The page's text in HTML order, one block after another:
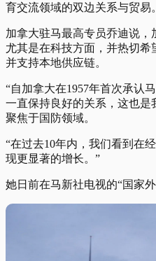
育交流领域的双边关系与贸易。
加拿大驻马最高专员乔迪说，
尤其是在科技方面，并热切希
并支持本地供应链。
“自加拿大在1957年首次承认
一直保持良好的关系，这也
聚焦于国防领域。
“在过去10年内，我们看到在
现更显著的增长。”
她日前在马新社电视的“国家